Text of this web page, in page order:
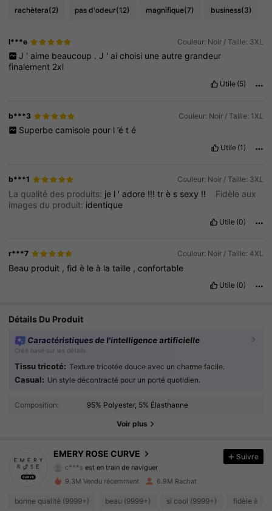
rachètera(2) pas d'odeur(12) magnifique(7) business(3)
l***e Couleur: Noir / Taille: 3XL
J ' aime beaucoup . J ' ai choisi une autre grandeur
finalement 2xl
Utile (5)
b***3 Couleur: Noir / Taille: 1XL
Superbe camisole pour l ’é t é
Utile (1)
b***1 Couleur: Noir / Taille: 3XL
La qualité des produits: je l ' adore !!!trè s sexy !!
Fidèle aux
images du produit: identique
Utile (0)
r***7 Couleur: Noir / Taille: 4XL
Beau produit ,fidè le à lataille ,confortable
Utile (0)
Détails Du Produit
Caractéristiques de l'intelligence artificielle
Créé basé sur les détails
Tissu tricoté: Texture tricotée douce avec un charme facile.
Casual: Un style décontracté pour un porté quotidien.
Composition: 95% Polyester, 5% Élasthanne
Voir plus
EMERY ROSE CURVE
4.86 1M Suiveurs
1M Suiveurs
4.86
1M Suiveurs
4.86 1M Suiveurs
Suivre
9.3M Vendu récemment 6.9M Rachat
bonne qualité (9999+) beau (9999+) si cool (9999+) fidèle à la